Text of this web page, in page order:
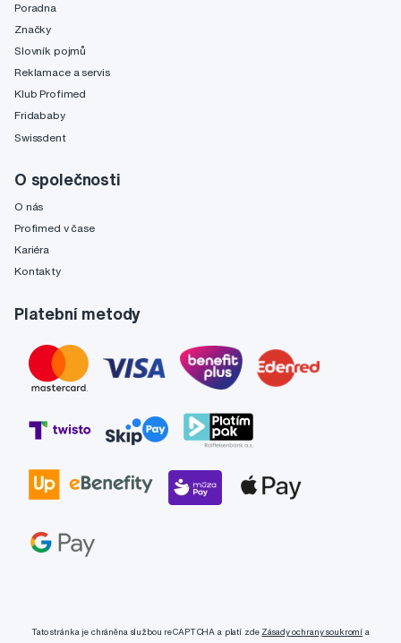
Poradna
Značky
Slovník pojmů
Reklamace a servis
Klub Profimed
Fridababy
Swissdent
O společnosti
O nás
Profimed v čase
Kariéra
Kontakty
Platební metody
Tato stránka je chráněna službou reCAPTCHA a platí zde Zásady ochrany soukromí a